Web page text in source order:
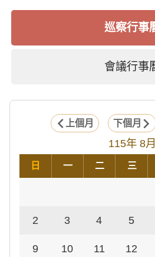
巡察行事
會議行事
上個月 下個月
115年 8月
日 一 二 三
2 3 4 5
9 10 11 12